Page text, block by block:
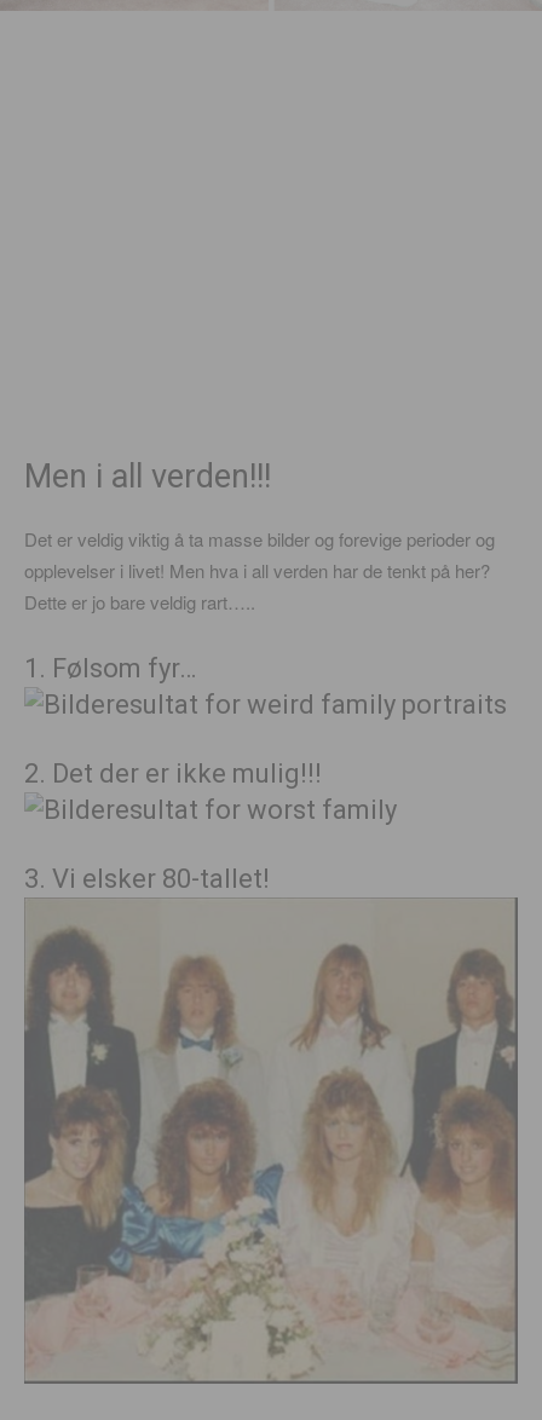
Men i all verden!!!
Det er veldig viktig å ta masse bilder og forevige perioder og
opplevelser i livet! Men hva i all verden har de tenkt på her?
Dette er jo bare veldig rart…..
1. Følsom fyr…
2. Det der er ikke mulig!!!
3. Vi elsker 80-tallet!